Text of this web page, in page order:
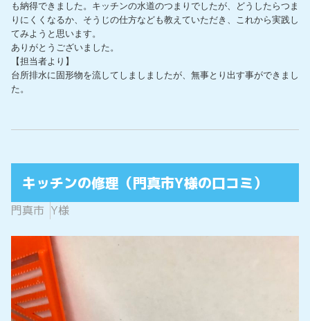
も納得できました。キッチンの水道のつまりでしたが、どうしたらつま
りにくくなるか、そうじの仕方なども教えていただき、これから実践し
てみようと思います。
ありがとうございました。
【担当者より】
台所排水に固形物を流してしましましたが、無事とり出す事ができまし
た。
キッチンの修理（門真市Y様の口コミ）
門真市 Y様